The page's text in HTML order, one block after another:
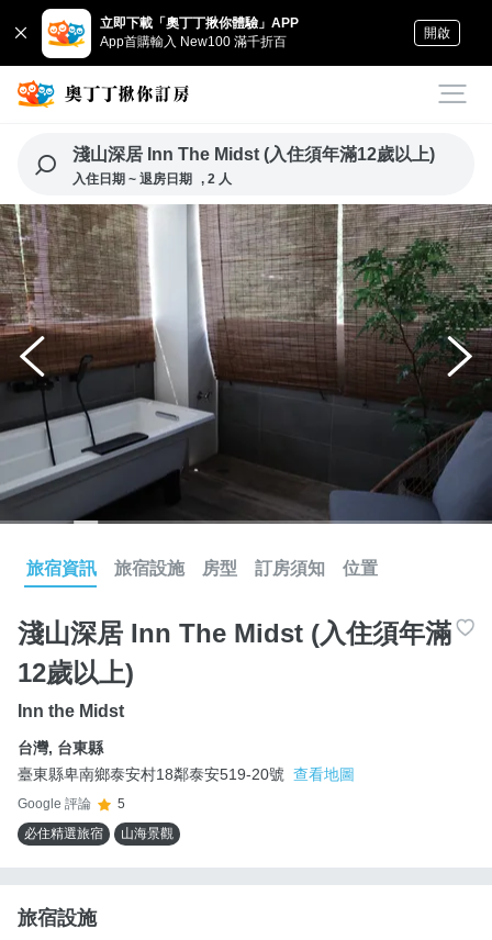
立即下載「奧丁丁揪你體驗」APP
App首購輸入 New100 滿千折百
開啟
淺山深居 Inn The Midst (入住須年滿12歲以上)
入住日期 ~ 退房日期 , 2 人
旅宿資訊 旅宿設施 房型 訂房須知 位置
淺山深居 Inn The Midst (入住須年滿
12歲以上)
Inn the Midst
台灣, 台東縣
臺東縣卑南鄉泰安村18鄰泰安519-20號 查看地圖
Google 評論
5
必住精選旅宿
山海景觀
旅宿設施